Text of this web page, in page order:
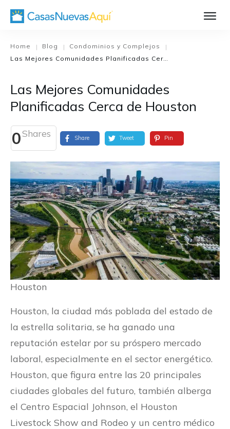
El Proceso de
Home | Blog | Condominios y Complejos
|
Las Mejores Comunidades Planificadas Cerca de Houston
Las Mejores Comunidades
Planificadas Cerca de Houston
0Shares Share Tweet Pin
Houston
Houston, la ciudad más poblada del estado de
la estrella solitaria, se ha ganado una
reputación estelar por su próspero mercado
laboral, especialmente en el sector energético.
Houston, que figura entre las 20 principales
ciudades globales del futuro, también alberga
el Centro Espacial Johnson, el Houston
Livestock Show and Rodeo y un centro médico